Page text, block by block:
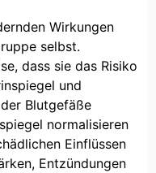
Wirkungen
selbst.
dass sie das Risiko
und
Blutgefäße
normalisieren
Einflüssen
Entzündungen